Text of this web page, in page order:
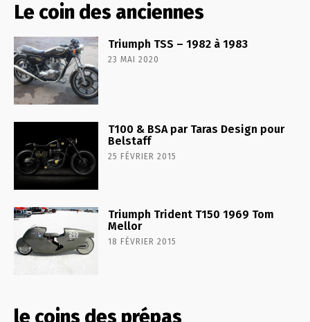
Le coin des anciennes
Triumph TSS – 1982 à 1983
23 MAI 2020
T100 & BSA par Taras Design pour
Belstaff
25 FÉVRIER 2015
Triumph Trident T150 1969 Tom
Mellor
18 FÉVRIER 2015
le coins des prépas